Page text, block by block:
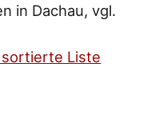
in Dachau, vgl.
Liste